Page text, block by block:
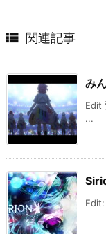
 関連記事
み
Edit
...